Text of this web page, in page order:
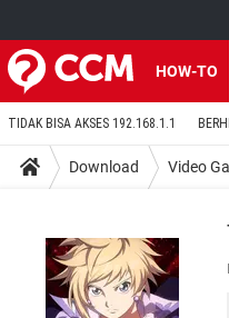
HOW-TO
TIDAK BISA AKSES 192.168.1.1
Download Video